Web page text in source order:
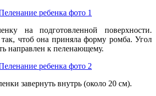
на подготовленной поверхности.
чтоб она приняла форму ромба. Угол
направлен к пеленающему.
завернуть внутрь (около 20 см).